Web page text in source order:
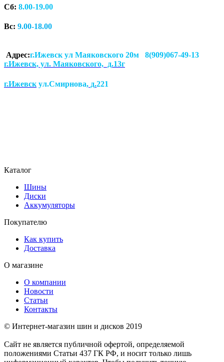
Сб: 8.00-19.00
Вс: 9.00-18.00
Адрес:г.Ижевск ул Маяковского 20м 8(909)067-49-13
г.Ижевск, ул. Маяковского, д.13г
г.Ижевск ул.Смирнова, д.221
Каталог
Шины
Диски
Аккумуляторы
Покупателю
Как купить
Доставка
О магазине
О компании
Новости
Статьи
Контакты
© Интернет-магазин шин и дисков 2019
Сайт не является публичной офертой, определяемой
положениями Статьи 437 ГК РФ, и носит только лишь